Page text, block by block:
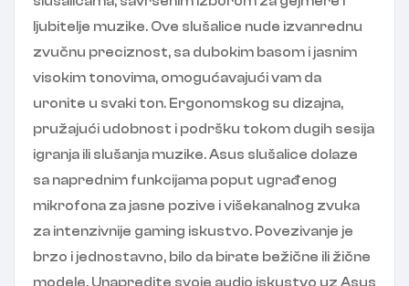
ljubitelje muzike. Ove slušalice nude izvanrednu
zvučnu preciznost, sa dubokim basom i jasnim
visokim tonovima, omogućavajući vam da
uronite u svaki ton. Ergonomskog su dizajna,
pružajući udobnost i podršku tokom dugih sesija
igranja ili slušanja muzike. Asus slušalice dolaze
sa naprednim funkcijama poput ugrađenog
mikrofona za jasne pozive i višekanalnog zvuka
za intenzivnije gaming iskustvo. Povezivanje je
brzo i jednostavno, bilo da birate bežične ili žične